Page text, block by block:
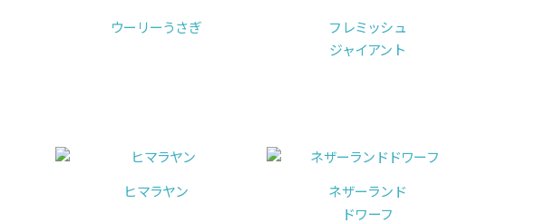
ウーリーうさぎ
フレミッシュ
ジャイアント
ヒマラヤン
ネザーランド
ドワーフ